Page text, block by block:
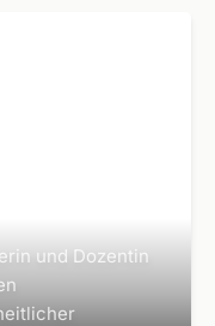
und Dozentin